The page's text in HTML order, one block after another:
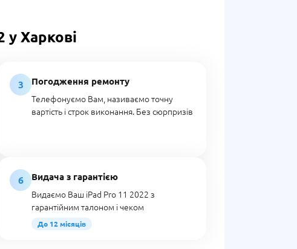
у Харкові
3
Погодження ремонту
Телефонуємо Вам, називаємо точну
вартість і строк виконання. Без сюрпризів
6
Видача з гарантією
Видаємо Ваш iPad Pro 11 2022 з
гарантійним талоном і чеком
До 12 місяців